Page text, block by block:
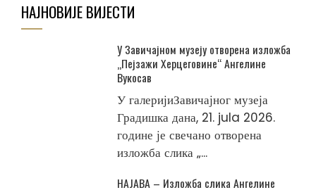
НАЈНОВИЈЕ ВИЈЕСТИ
У Завичајном музеју отворена изложба
„Пејзажи Херцеговине“ Ангелине
Вукосав
У галеријиЗавичајног музеја
Градишка дана, 21. jula 2026.
године је свечано отворена
изложба слика „...
НАЈАВА – Изложба слика Ангелине